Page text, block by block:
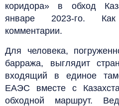
коридора» в обход
январе 2023-го.
комментарии.
Для человека,
барража, выглядит
входящий в единое
ЕАЭС вместе с
обходной маршрут.